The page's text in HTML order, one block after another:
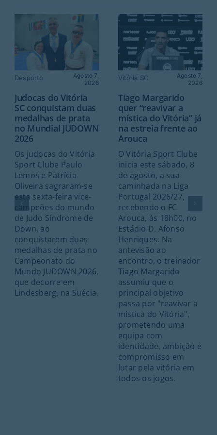
Desporto
Agosto 7,
2026
Judocas do Vitória
SC conquistam duas
medalhas de prata
no Mundial JUDOWN
2026
Os judocas do Vitória
Sport Clube Paulo
Lemos e Patrícia
Oliveira sagraram-se
esta sexta-feira vice-
campeões do mundo
de Judo Síndrome de
Down, ao
conquistarem duas
medalhas de prata no
Campeonato do
Mundo JUDOWN 2026,
que decorre em
Lindesberg, na Suécia.
Vitória SC
Agosto 7,
2026
Tiago Margarido
quer “reavivar a
mística do Vitória” já
na estreia frente ao
Arouca
O Vitória Sport Clube
inicia este sábado, 8
de agosto, a sua
caminhada na Liga
Portugal 2026/27,
recebendo o FC
Arouca, às 18h00, no
Estádio D. Afonso
Henriques. Na
antevisão ao
encontro, o treinador
Tiago Margarido
assumiu que o
principal objetivo
passa por "reavivar a
mística do Vitória",
prometendo uma
equipa com
identidade, ambição e
compromisso em
lutar pela vitória em
todos os jogos.